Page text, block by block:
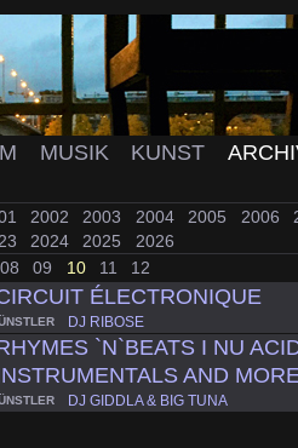
MUSIK KUNST
2002 2003 2004 2005 2006
2024 2025
2026
08 09 10 11 12
ÉLECTRONIQUE
DJ RIBOSE
`N`BEATS I NU
AND
DJ GIDDLA & BIG TUNA